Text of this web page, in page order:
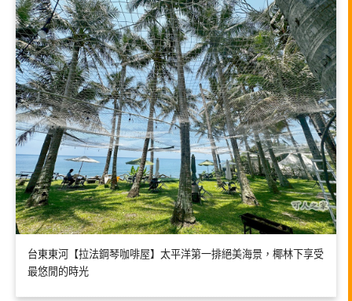
台東東河【拉法鋼琴咖啡屋】太平洋第一排絕美海景，椰林下享受
最悠閒的時光